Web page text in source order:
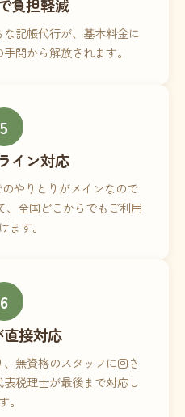
負担軽減
記帳代行が、基本料金に
間から解放されます。
5
イン対応
やりとりがメインなので
、全国どこからでもご利用
ます。
6
接対応
無資格のスタッフに回さ
税理士が最後まで対応し
。